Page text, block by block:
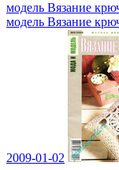
модель Вязание
модель Вязание
2009-01-02